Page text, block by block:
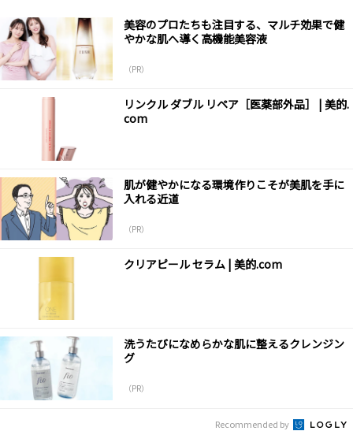
美容のプロたちも注目する、マルチ効果で健
やかな肌へ導く高機能美容液
（PR）
リンクル ダブル リペア［医薬部外品］ | 美的.
com
肌が健やかになる環境作りこそが美肌を手に
入れる近道
（PR）
クリアピール セラム | 美的.com
洗うたびになめらかな肌に整えるクレンジン
グ
（PR）
Recommended by